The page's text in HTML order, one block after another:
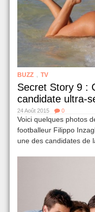
BUZZ , TV
Secret Story 9 :
candidate ultra-
24 Août 2015 0
Voici quelques photos
footballeur Filippo
une des candi­dates de